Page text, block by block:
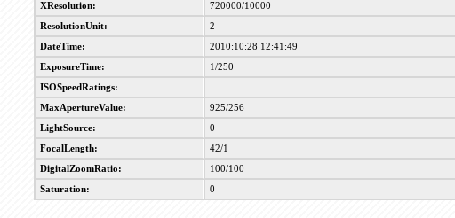
XResolution: 720000/10000
ResolutionUnit: 2
DateTime: 2010:10:28 12:41:49
ExposureTime: 1/250
ISOSpeedRatings:
MaxApertureValue: 925/256
LightSource: 0
FocalLength: 42/1
DigitalZoomRatio: 100/100
Saturation: 0